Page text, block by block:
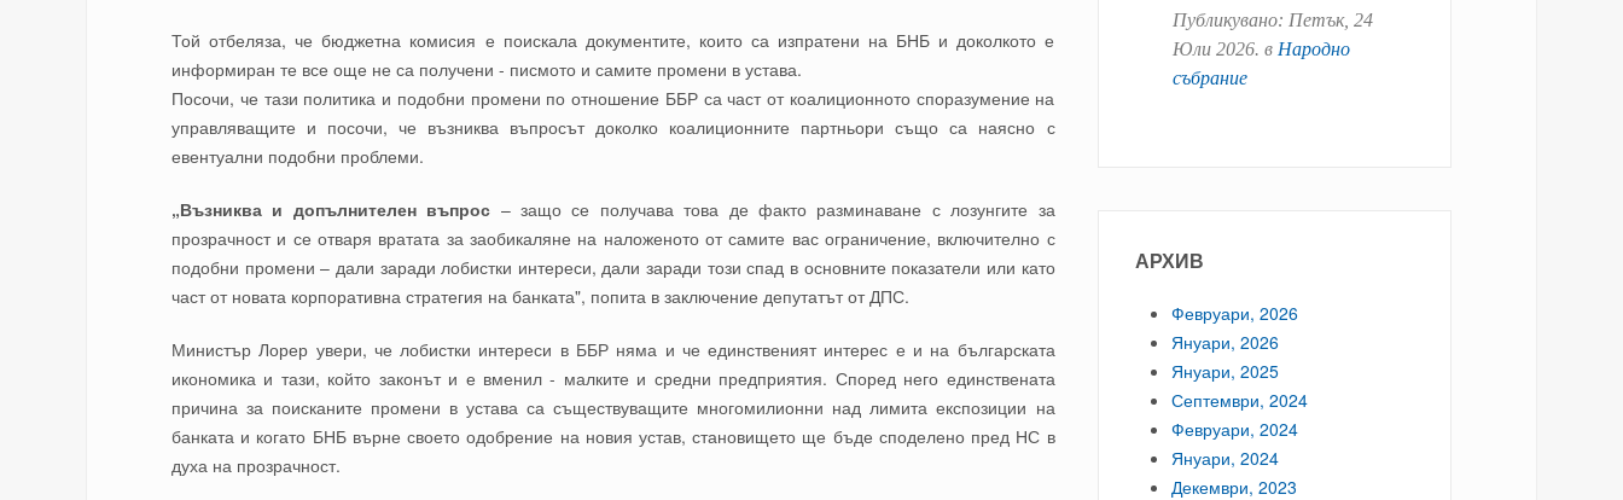
Той отбеляза, че бюджетна комисия е поискала документите, които са изпратени на БНБ и доколкото е
информиран те все още не са получени - писмото и самите промени в устава.
Посочи, че тази политика и подобни промени по отношение ББР са част от коалиционното споразумение на
управляващите и посочи, че възниква въпросът доколко коалиционните партньори също са наясно с
евентуални подобни проблеми.
„Възниква и допълнителен въпрос – защо се получава това де факто разминаване с лозунгите за
прозрачност и се отваря вратата за заобикаляне на наложеното от самите вас ограничение, включително с
подобни промени – дали заради лобистки интереси, дали заради този спад в основните показатели или като
част от новата корпоративна стратегия на банката", попита в заключение депутатът от ДПС.
Министър Лорер увери, че лобистки интереси в ББР няма и че единственият интерес е и на българската
икономика и тази, който законът и е вменил - малките и средни предприятия. Според него единствената
причина за поисканите промени в устава са съществуващите многомилионни над лимита експозиции на
банката и когато БНБ върне своето одобрение на новия устав, становището ще бъде споделено пред НС в
духа на прозрачност.
Публикувано: Петък, 24
Юли 2026. в Народно
събрание
АРХИВ
Февруари, 2026
Януари, 2026
Януари, 2025
Септември, 2024
Февруари, 2024
Януари, 2024
Декември, 2023